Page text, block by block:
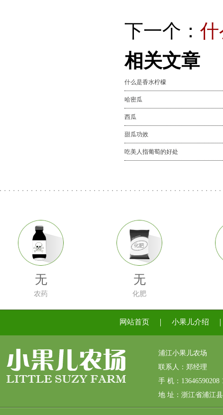
下一个：
相关文章
什么是香水柠檬
哈密瓜
西瓜
甜瓜功效
吃美人指葡萄的好处
无
农药
无
化肥
网站首页 小果儿介绍
浦江小果儿农场
联系人：郑经理
手 机：13646590208
地 址：浙江省浦江